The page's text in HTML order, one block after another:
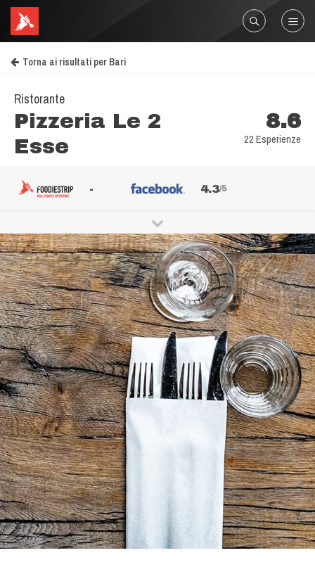
Torna ai risultati per Bari
Ristorante
Pizzeria Le 2
Esse
8.6
22 Esperienze
- 4.3/5